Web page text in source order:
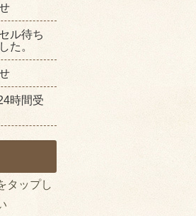
ル待ち
た。
時間受
タップし